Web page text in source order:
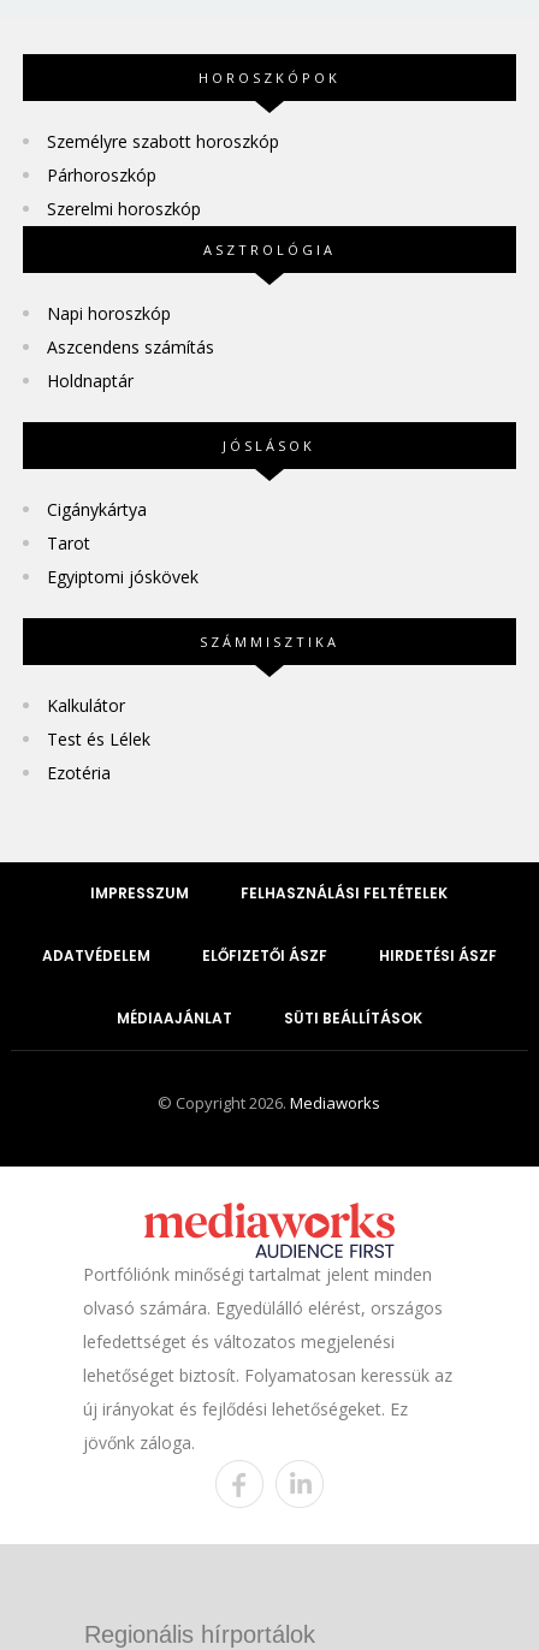
HOROSZKÓPOK
Személyre szabott horoszkóp
Párhoroszkóp
Szerelmi horoszkóp
ASZTROLÓGIA
Napi horoszkóp
Aszcendens számítás
Holdnaptár
JÓSLÁSOK
Cigánykártya
Tarot
Egyiptomi jóskövek
SZÁMMISZTIKA
Kalkulátor
Test és Lélek
Ezotéria
IMPRESSZUM FELHASZNÁLÁSI FELTÉTELEK
ADATVÉDELEM ELŐFIZETŐI ÁSZF HIRDETÉSI ÁSZF
MÉDIAAJÁNLAT SÜTI BEÁLLÍTÁSOK
© Copyright 2026.Mediaworks
Portfóliónk minőségi tartalmat jelent minden
olvasó számára. Egyedülálló elérést, országos
lefedettséget és változatos megjelenési
lehetőséget biztosít. Folyamatosan keressük az
új irányokat és fejlődési lehetőségeket. Ez
jövőnk záloga.
Regionális hírportálok